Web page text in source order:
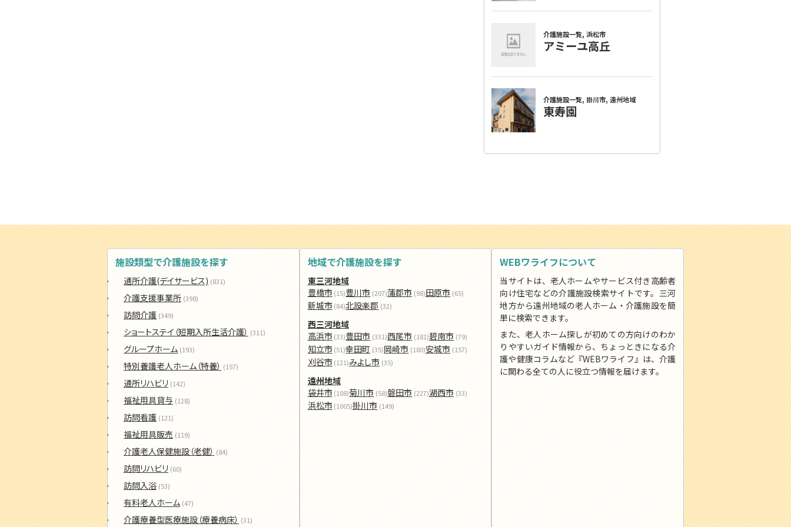
施設類型で介護施設を探す
通所介護(デイサービス) (831)
介護支援事業所 (398)
訪問介護 (349)
ショートステイ（短期入所生活介護） (311)
グループホーム (193)
特別養護老人ホーム（特養） (157)
通所リハビリ (142)
福祉用具貸与 (128)
訪問看護 (121)
福祉用具販売 (119)
介護老人保健施設（老健） (84)
訪問リハビリ (60)
訪問入浴 (53)
有料老人ホーム (47)
介護療養型医療施設（療養病床） (31)
地域で介護施設を探す
東三河地域
豊橋市 (15)豊川市 (207)蒲郡市 (98)田原市 (65)
新城市 (84)北設楽郡 (32)
西三河地域
高浜市 (33)豊田市 (331)西尾市 (181)碧南市 (79)
知立市 (51)幸田町 (35)岡崎市 (180)安城市 (157)
刈谷市 (121)みよし市 (35)
遠州地域
袋井市 (108)菊川市 (58)磐田市 (227)湖西市 (33)
浜松市 (1005)掛川市 (149)
WEBワライフについて
当サイトは、老人ホームやサービス付き高齢者
向け住宅などの介護施設検索サイトです。三河
地方から遠州地域の老人ホーム・介護施設を簡
単に検索できます。
また、老人ホーム探しが初めての方向けのわか
りやすいガイド情報から、ちょっときになる介
護や健康コラムなど『WEBワライフ』は、介護
に関わる全ての人に役立つ情報を届けます。